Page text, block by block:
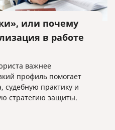
или почему
в работе
важнее
профиль помогает
судебную практику и
стратегию защиты.